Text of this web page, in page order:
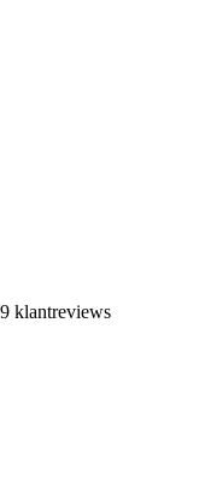
klantreviews